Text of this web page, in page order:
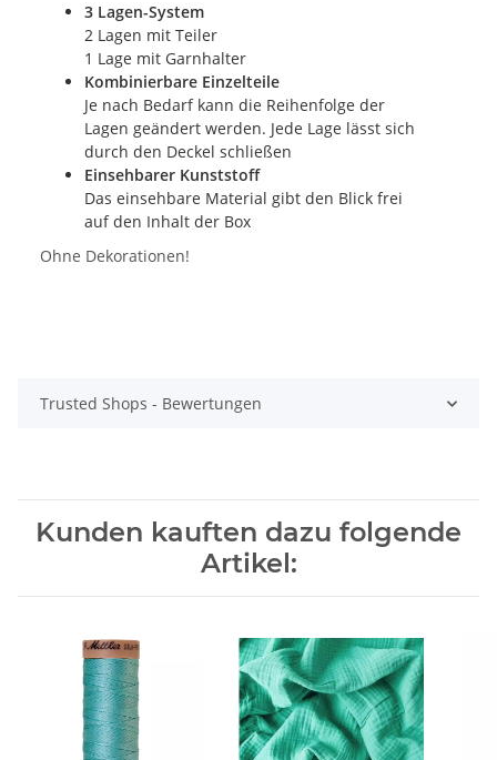
3 Lagen-System
2 Lagen mit Teiler
1 Lage mit Garnhalter
Kombinierbare Einzelteile
Je nach Bedarf kann die Reihenfolge der
Lagen geändert werden. Jede Lage lässt sich
durch den Deckel schließen
Einsehbarer Kunststoff
Das einsehbare Material gibt den Blick frei
auf den Inhalt der Box
Ohne Dekorationen!
Trusted Shops - Bewertungen
Kunden kauften dazu folgende
Artikel: